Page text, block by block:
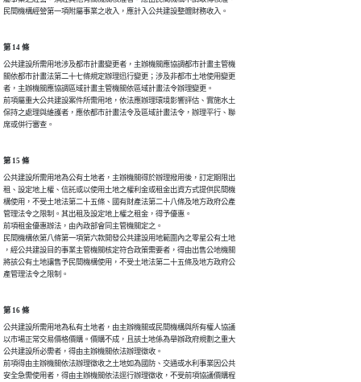
民間機構經營第一項附屬事業之收入，應計入公共建設整體財務收入。
第 14 條
公共建設所需用地涉及都市計畫變更者，主辦機關應協調都市計畫主管機
關依都市計畫法第二十七條規定辦理迅行變更；涉及非都市土地使用變更
者，主辦機關應協調區域計畫主管機關依區域計畫法令辦理變更。
前項屬重大公共建設案件所需用地，依法應辦理環境影響評估、實施水土
保持之處理與維護者，應依都市計畫法令及區域計畫法令，辦理平行、聯
席或併行審查。
第 15 條
公共建設所需用地為公有土地者，主辦機關得於辦理撥用後，訂定期限出
租、設定地上權、信託或以使用土地之權利金或租金出資方式提供民間機
構使用，不受土地法第二十五條、國有財產法第二十八條及地方政府公產
管理法令之限制。其出租及設定地上權之租金，得予優惠。
前項租金優惠辦法，由內政部會同主管機關定之。
民間機構依第八條第一項第六款開發公共建設用地範圍內之零星公有土地
，經公共建設目的事業主管機關核定符合政策需要者，得由出售公地機關
將該公有土地讓售予民間機構使用，不受土地法第二十五條及地方政府公
產管理法令之限制。
第 16 條
公共建設所需用地為私有土地者，由主辦機關或民間機構與所有權人協議
以市場正常交易價格價購。價購不成，且該土地係為舉辦政府規劃之重大
公共建設所必需者，得由主辦機關依法辦理徵收。
前項得由主辦機關依法辦理徵收之土地如為國防、交通或水利事業因公共
安全急需使用者，得由主辦機關依法逕行辦理徵收，不受前項協議價購程